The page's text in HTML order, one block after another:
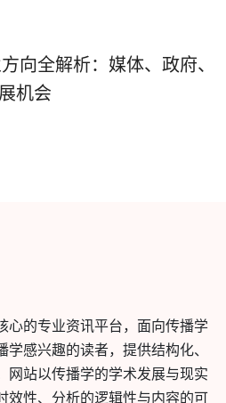
向全解析：媒体、政府、
机会
心的专业资讯平台，面向传播学
感兴趣的读者，提供结构化、
网站以传播学的学术发展与现实
效性、分析的逻辑性与内容的可